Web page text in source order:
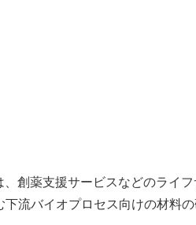
、創薬支援サービスなどのライ
下流バイオプロセス向けの材料